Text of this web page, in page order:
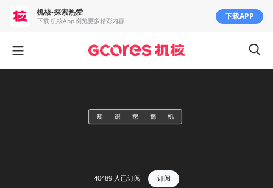
40489 人已订阅 订阅
机核-探索热爱
下载 机核App 浏览更多精彩内容 下载APP